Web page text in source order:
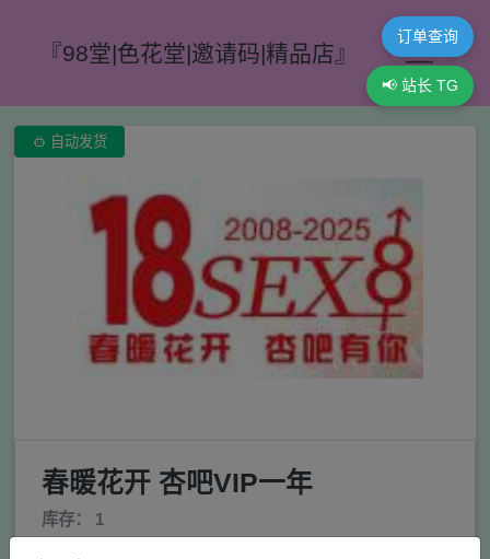
『98堂|色花堂|邀请码|精品店』
订单查询
📢 站长 TG
 自动发货
春暖花开 杏吧VIP一年
库存： 1